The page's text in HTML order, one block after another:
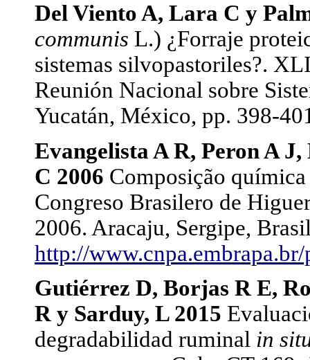
Del Viento A, Lara C y
communis L.) ¿Forraje
sistemas silvopastoriles?.
Reunión Nacional sobre
Yucatán, México, pp. 398-
Evangelista A R, Peron A
C 2006 Composição
Congreso Brasilero de
2006. Aracaju, Sergipe,
http://
Gutiérrez D, Borjas R E,
R y Sarduy, L 2015
degradabilidad ruminal in